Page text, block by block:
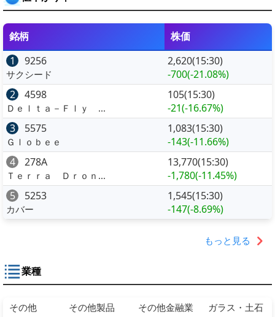
銘柄
株価
1
9256
サクシード
2,620(15:30)
-700(-21.08%)
2
4598
Ｄｅｌｔａ－Ｆｌｙ ...
105(15:30)
-21(-16.67%)
3
5575
Ｇｌｏｂｅｅ
1,083(15:30)
-143(-11.66%)
4
278A
Ｔｅｒｒａ Ｄｒｏｎ...
13,770(15:30)
-1,780(-11.45%)
5
5253
カバー
1,545(15:30)
-147(-8.69%)
もっと見る
業種
その他 その他製品 その他金融業 ガラス・土石